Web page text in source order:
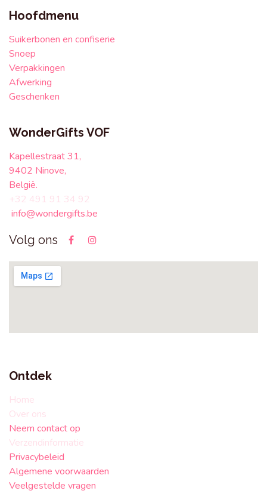
Hoofdmenu
Suikerbonen en confiserie
Snoep
Verpakkingen
Afwerking
Geschenken
WonderGifts VOF
Kapellestraat 31,
9402 Ninove,
België.
+32 491 91 34 92
info@wondergifts.be
Volg ons
Ontdek
Home
Over ons
Neem contact op
Verzendinformatie
Privacybeleid
Algemene voorwaarden
Veelgestelde vragen